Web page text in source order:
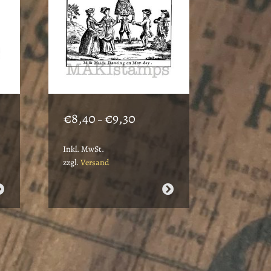
€8,40 –€9,30
Inkl. MwSt.
zzgl. Versand
mehrere
Varianten
Die